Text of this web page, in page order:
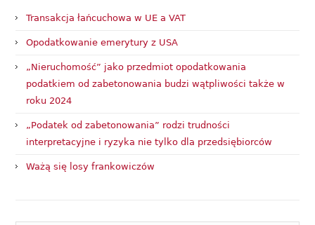
Transakcja łańcuchowa w UE a VAT
Opodatkowanie emerytury z USA
„Nieruchomość” jako przedmiot opodatkowania
podatkiem od zabetonowania budzi wątpliwości także w
roku 2024
„Podatek od zabetonowania” rodzi trudności
interpretacyjne i ryzyka nie tylko dla przedsiębiorców
Ważą się losy frankowiczów